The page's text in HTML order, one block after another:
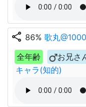
share 86% 歌丸
全年齢
お兄さ
キャラ(知的)